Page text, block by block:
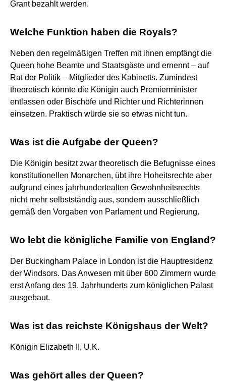
Grant bezahlt werden.
Welche Funktion haben die Royals?
Neben den regelmäßigen Treffen mit ihnen empfängt die
Queen hohe Beamte und Staatsgäste und ernennt – auf
Rat der Politik – Mitglieder des Kabinetts. Zumindest
theoretisch könnte die Königin auch Premierminister
entlassen oder Bischöfe und Richter und Richterinnen
einsetzen. Praktisch würde sie so etwas nicht tun.
Was ist die Aufgabe der Queen?
Die Königin besitzt zwar theoretisch die Befugnisse eines
konstitutionellen Monarchen, übt ihre Hoheitsrechte aber
aufgrund eines jahrhundertealten Gewohnheitsrechts
nicht mehr selbstständig aus, sondern ausschließlich
gemäß den Vorgaben von Parlament und Regierung.
Wo lebt die königliche Familie von England?
Der Buckingham Palace in London ist die Hauptresidenz
der Windsors. Das Anwesen mit über 600 Zimmern wurde
erst Anfang des 19. Jahrhunderts zum königlichen Palast
ausgebaut.
Was ist das reichste Königshaus der Welt?
Königin Elizabeth II, U.K.
Was gehört alles der Queen?